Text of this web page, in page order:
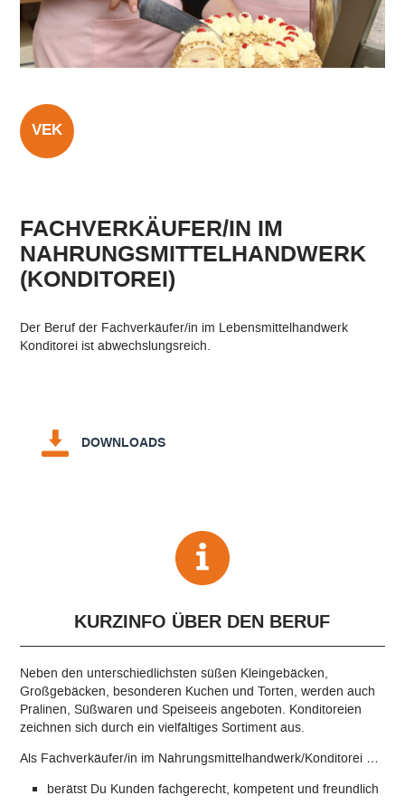
VEK
FACHVERKÄUFER/IN IM
NAHRUNGSMITTELHANDWERK
(KONDITOREI)
Der Beruf der Fachverkäufer/in im Lebensmittelhandwerk
Konditorei ist abwechslungsreich.
DOWNLOADS
KURZINFO ÜBER DEN BERUF
Neben den unterschiedlichsten süßen Kleingebäcken,
Großgebäcken, besonderen Kuchen und Torten, werden auch
Pralinen, Süßwaren und Speiseeis angeboten. Konditoreien
zeichnen sich durch ein vielfältiges Sortiment aus.
Als Fachverkäufer/in im Nahrungsmittelhandwerk/Konditorei …
berätst Du Kunden fachgerecht, kompetent und freundlich
Qualitätsleitbild
Qualitätsmanagement
EFRE Förderung
Digitale Bildung
Selbstständige berufliche Schule
Namensgeber
Kooperationen